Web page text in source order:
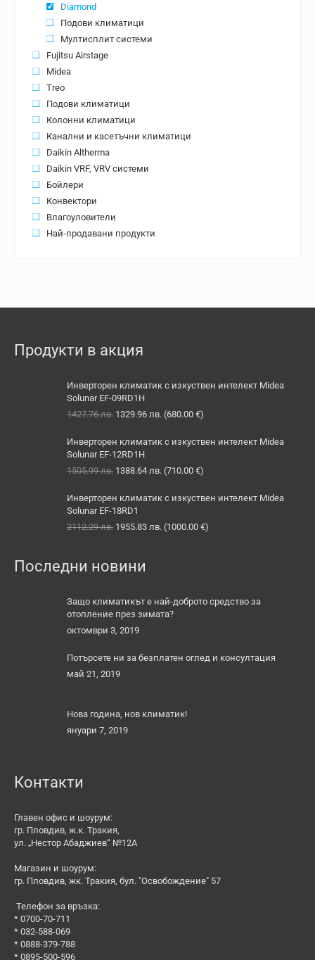
Diamond
Подови климатици
Мултисплит системи
Fujitsu Airstage
Midea
Treo
Подови климатици
Колонни климатици
Канални и касетъчни климатици
Daikin Altherma
Daikin VRF, VRV системи
Бойлери
Конвектори
Влагоуловители
Най-продавани продукти
Продукти в акция
Инверторен климатик с изкуствен интелект Midea
Solunar EF-09RD1H
1427.76лв. Original
was:
1427.76 лв..
1329.96 лв. Текущата
е:
(680.00 €)
Инверторен климатик с изкуствен интелект Midea
Solunar EF-12RD1H
1505.99лв. Original
was:
1505.99 лв..
1388.64 лв. Текущата
е:
(710.00 €)
Инверторен климатик с изкуствен интелект Midea
Solunar EF-18RD1
2112.29лв. Original
2112.29 лв..
1955.83 лв. Текущата
(1000.00 €)
Последни новини
Защо климатикът е най-доброто средство за
отопление през зимата?
октомври 3, 2019
Потърсете ни за безплатен оглед и консултация
май 21, 2019
Нова година, нов климатик!
януари 7, 2019
Контакти
Главен офис и шоурум:
гр. Пловдив, ж.к. Тракия,
ул. „Нестор Абаджиев“ №12А
Магазин и шоурум:
гр. Пловдив, жк. Тракия, бул. "Освобождение" 57
Телефон за връзка:
* 0700-70-711
* 032-588-069
* 0888-379-788
* 0895-500-596